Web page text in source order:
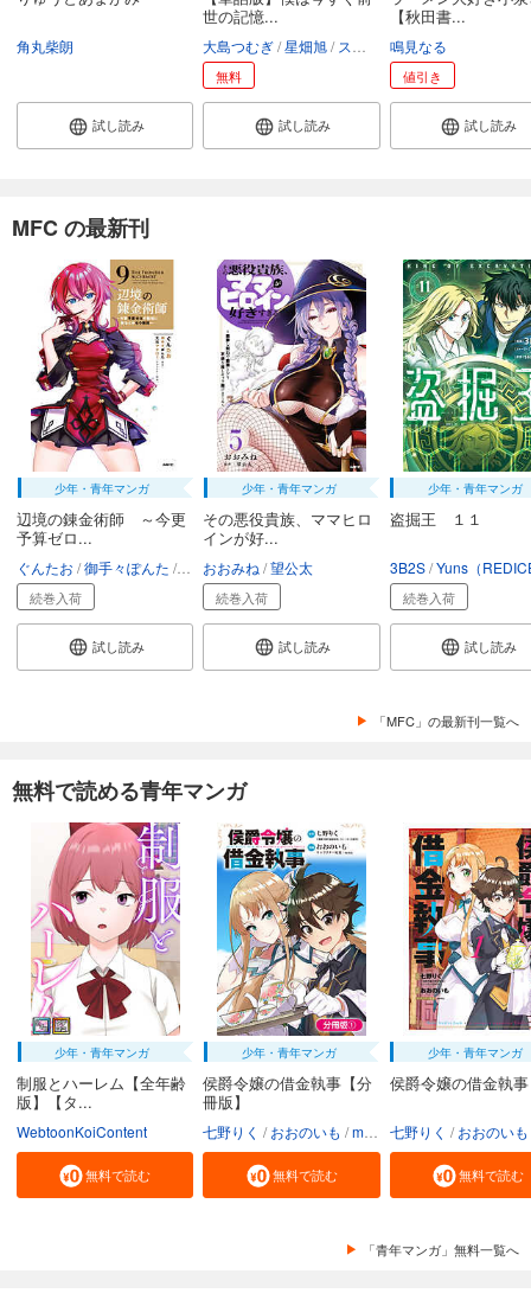
角丸柴朗
試し読み
世の記憶...
大島つむぎ 星畑旭 スズキイオリ
無料
試し読み
【秋田書...
鳴見なる
値引き
試し読み
MFC の最新刊
少年・青年マンガ
辺境の錬金術師 ～今更
予算ゼロ...
ぐんたお 御手々ぽんた 又市マタロー
続巻入荷
試し読み
少年・青年マンガ
その悪役貴族、ママヒロ
インが好...
おおみね 望公太
続巻入荷
試し読み
少年・青年マンガ
盗掘王 １１
3B2S Yuns（
続巻入荷
試し読み
「MFC」の最新刊一覧へ
無料で読める青年マンガ
少年・青年マンガ
制服とハーレム【全年齢
版】【タ...
WebtoonKoiContent
無料で読む
少年・青年マンガ
侯爵令嬢の借金執事【分
冊版】
七野りく おおのいも mmu
無料で読む
少年・青年マンガ
侯爵令嬢の借金執事
七野りく おおのいも
無料で読む
「青年マンガ」無料一覧へ